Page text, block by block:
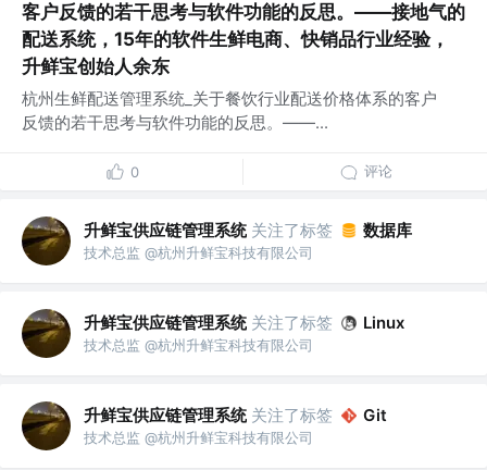
客户反馈的若干思考与软件功能的反思。——接地气的
配送系统，15年的软件生鲜电商、快销品行业经验，
升鲜宝创始人余东
杭州生鲜配送管理系统_关于餐饮行业配送价格体系的客户
反馈的若干思考与软件功能的反思。——...
0 评论
升鲜宝供应链管理系统 关注了标签 数据库
技术总监 @杭州升鲜宝科技有限公司
升鲜宝供应链管理系统 关注了标签 Linux
技术总监 @杭州升鲜宝科技有限公司
升鲜宝供应链管理系统 关注了标签 Git
技术总监 @杭州升鲜宝科技有限公司